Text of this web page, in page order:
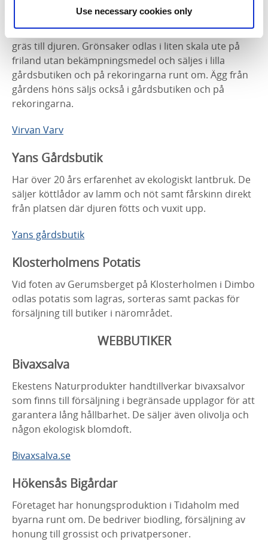
Use necessary cookies only
besättning gotlandsfår som ger skinn, kött, ull och ett
öppet landskap. De odlar även spannmål och eget
gräs till djuren. Grönsaker odlas i liten skala ute på
friland utan bekämpningsmedel och säljes i lilla
gårdsbutiken och på rekoringarna runt om. Ägg från
gårdens höns säljs också i gårdsbutiken och på
rekoringarna.
Virvan Varv
Yans Gårdsbutik
Har över 20 års erfarenhet av ekologiskt lantbruk. De
säljer köttlådor av lamm och nöt samt fårskinn direkt
från platsen där djuren fötts och vuxit upp.
Yans gårdsbutik
Klosterholmens Potatis
Vid foten av Gerumsberget på Klosterholmen i Dimbo
odlas potatis som lagras, sorteras samt packas för
försäljning till butiker i närområdet.
WEBBUTIKER
Bivaxsalva
Ekestens Naturprodukter handtillverkar bivaxsalvor
som finns till försäljning i begränsade upplagor för att
garantera lång hållbarhet. De säljer även olivolja och
någon ekologisk blomdoft.
Bivaxsalva.se
Hökensås Bigårdar
Företaget har honungsproduktion i Tidaholm med
byarna runt om. De bedriver biodling, försäljning av
honung till grossist och privatpersoner.